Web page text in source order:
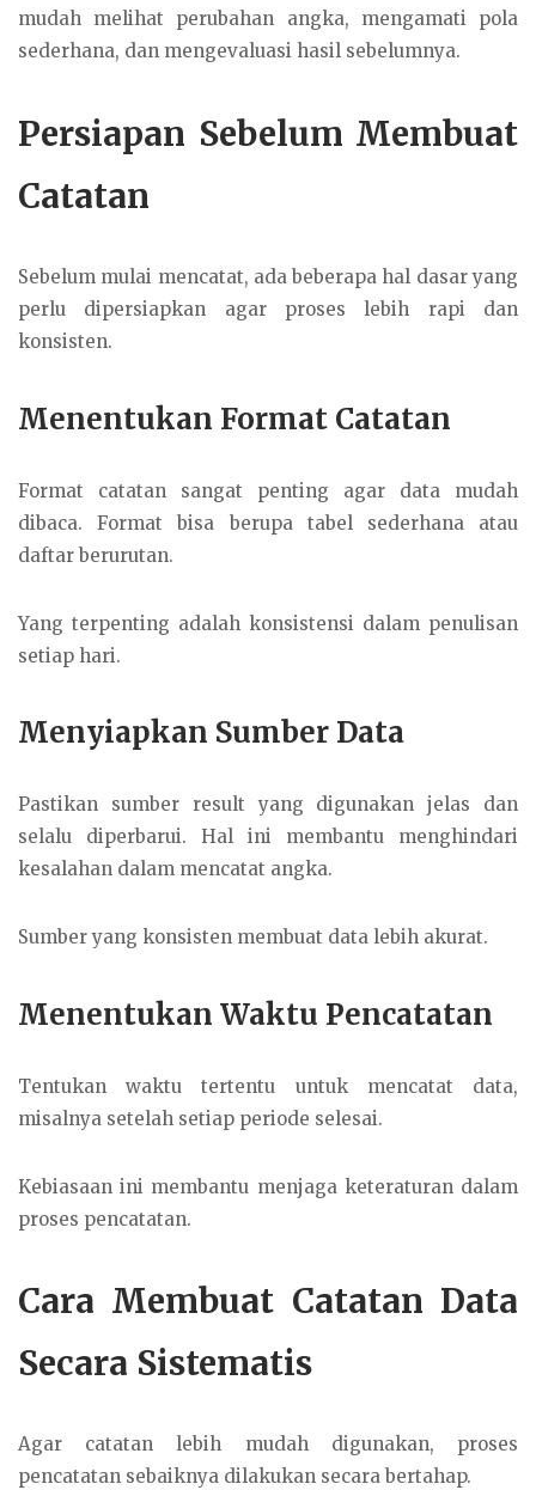
mudah melihat perubahan angka, mengamati pola
sederhana, dan mengevaluasi hasil sebelumnya.
Persiapan Sebelum Membuat
Catatan
Sebelum mulai mencatat, ada beberapa hal dasar yang
perlu dipersiapkan agar proses lebih rapi dan
konsisten.
Menentukan Format Catatan
Format catatan sangat penting agar data mudah
dibaca. Format bisa berupa tabel sederhana atau
daftar berurutan.
Yang terpenting adalah konsistensi dalam penulisan
setiap hari.
Menyiapkan Sumber Data
Pastikan sumber result yang digunakan jelas dan
selalu diperbarui. Hal ini membantu menghindari
kesalahan dalam mencatat angka.
Sumber yang konsisten membuat data lebih akurat.
Menentukan Waktu Pencatatan
Tentukan waktu tertentu untuk mencatat data,
misalnya setelah setiap periode selesai.
Kebiasaan ini membantu menjaga keteraturan dalam
proses pencatatan.
Cara Membuat Catatan Data
Secara Sistematis
Agar catatan lebih mudah digunakan, proses
pencatatan sebaiknya dilakukan secara bertahap.